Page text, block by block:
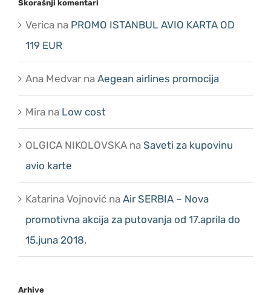
Skorašnji komentari
Verica na PROMO ISTANBUL AVIO KARTA OD
119 EUR
Ana Medvarna Aegean airlines promocija
Mira na Low cost
OLGICA NIKOLOVSKA na Saveti za kupovinu
avio karte
Katarina Vojnović na Air SERBIA – Nova
promotivna akcija za putovanja od 17.aprila do
15.juna 2018.
Arhive